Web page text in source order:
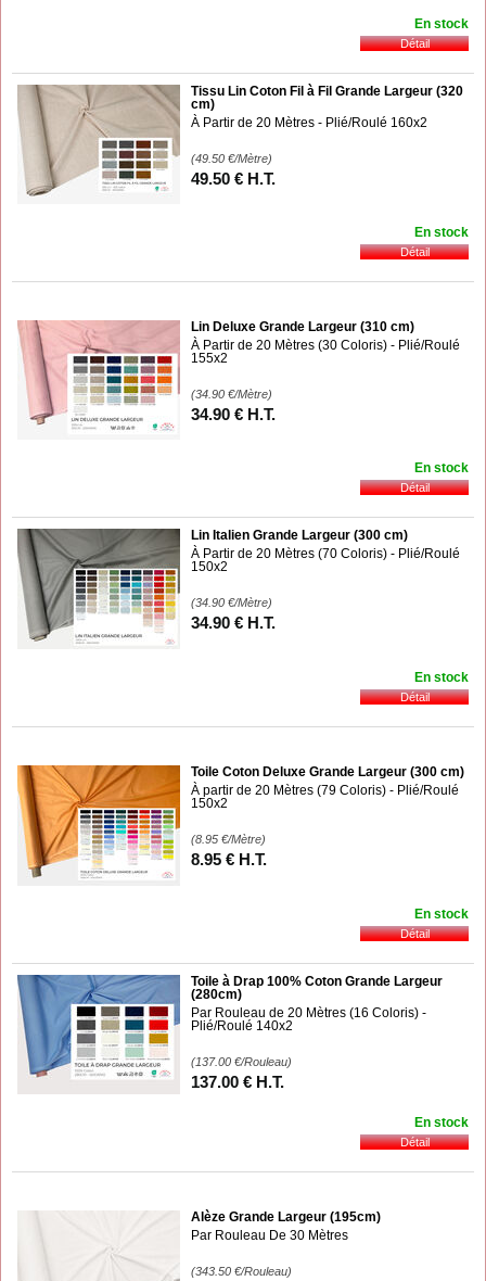
En stock
Tissu Lin Coton Fil à Fil Grande Largeur (320
cm)
À Partir de 20 Mètres - Plié/Roulé 160x2
(49.50 €/Mètre)
49.50 € H.T.
En stock
Lin Deluxe Grande Largeur (310 cm)
À Partir de 20 Mètres (30 Coloris) - Plié/Roulé
155x2
(34.90 €/Mètre)
34.90 € H.T.
En stock
Lin Italien Grande Largeur (300 cm)
À Partir de 20 Mètres (70 Coloris) - Plié/Roulé
150x2
(34.90 €/Mètre)
34.90 € H.T.
En stock
Toile Coton Deluxe Grande Largeur (300 cm)
À partir de 20 Mètres (79 Coloris) - Plié/Roulé
150x2
(8.95 €/Mètre)
8.95 € H.T.
En stock
Toile à Drap 100% Coton Grande Largeur
(280cm)
Par Rouleau de 20 Mètres (16 Coloris) -
Plié/Roulé 140x2
(137.00 €/Rouleau)
137.00 € H.T.
En stock
Alèze Grande Largeur (195cm)
Par Rouleau De 30 Mètres
(343.50 €/Rouleau)